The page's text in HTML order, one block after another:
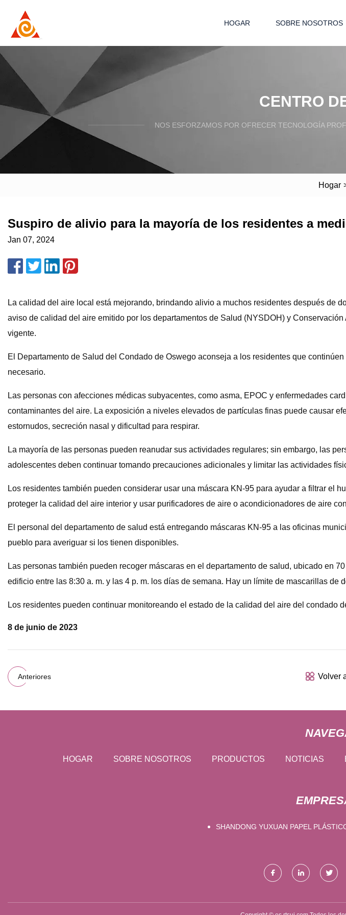
HOGAR SOBRE NOSOTROS
CENTRO
NOS ESFORZAMOS POR OFRECER TECNOLOGÍA
Hogar
Suspiro de alivio para la mayoría de los residentes a
Jan 07, 2024
La calidad del aire local está mejorando, brindando alivio a muchos residentes después de
aviso de calidad del aire emitido por los departamentos de Salud (NYSDOH) y
vigente.
El Departamento de Salud del Condado de Oswego aconseja a los residentes que
necesario.
Las personas con afecciones médicas subyacentes, como asma, EPOC y enfermedades
contaminantes del aire. La exposición a niveles elevados de partículas finas puede causar
estornudos, secreción nasal y dificultad para respirar.
La mayoría de las personas pueden reanudar sus actividades regulares; sin embargo, las
adolescentes deben continuar tomando precauciones adicionales y limitar las actividades
Los residentes también pueden considerar usar una máscara KN-95 para ayudar a filtrar el
proteger la calidad del aire interior y usar purificadores de aire o acondicionadores de aire
El personal del departamento de salud está entregando máscaras KN-95 a las oficinas
pueblo para averiguar si los tienen disponibles.
Las personas también pueden recoger máscaras en el departamento de salud, ubicado en
edificio entre las 8:30 a. m. y las 4 p. m. los días de semana. Hay un límite de mascarillas de
Los residentes pueden continuar monitoreando el estado de la calidad del aire del condado
8 de junio de 2023
Anteriores Volver
HOGAR SOBRE NOSOTROS PRODUCTOS NOTICIAS
SHANDONG YUXUAN PAPEL